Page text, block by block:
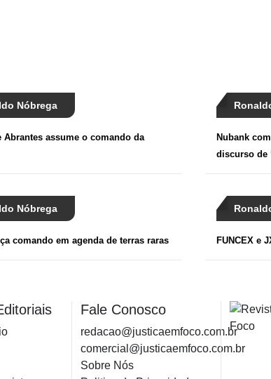
Nóbrega
Abrantes assume o comando da
Nubank
discurso de
Nóbrega
comando em agenda de terras raras FUNCEX e
Fale Conosco
redacao@justicaemfoco.com.br
comercial@justicaemfoco.com.br
Sobre Nós